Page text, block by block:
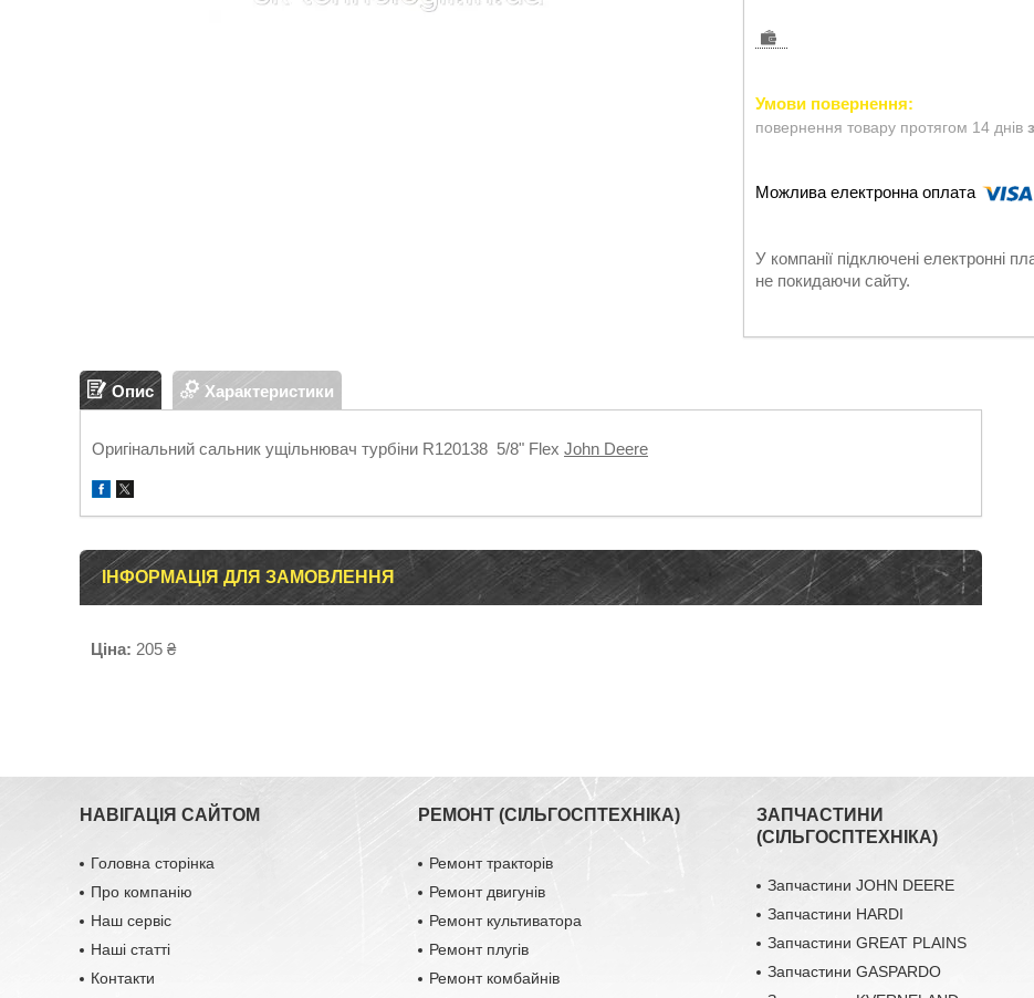
повернення товару протягом 14 днів
У компанії підключені електронні
не покидаючи сайту.
Опис Характеристики
Оригінальний сальник ущільнювач турбіни R120138 5/8" Flex John Deere
ІНФОРМАЦІЯ ДЛЯ ЗАМОВЛЕННЯ
Ціна: 205 ₴
НАВІГАЦІЯ САЙТОМ
Головна сторінка
Про компанію
Наш сервіс
Наші статті
Контакти
РЕМОНТ (СІЛЬГОСПТЕХНІКА)
Ремонт тракторів
Ремонт двигунів
Ремонт культиватора
Ремонт плугів
Ремонт комбайнів
ЗАПЧАСТИНИ
(СІЛЬГОСПТЕХНІКА)
Запчастини JOHN DEERE
Запчастини HARDI
Запчастини GREAT PLAINS
Запчастини GASPARDO